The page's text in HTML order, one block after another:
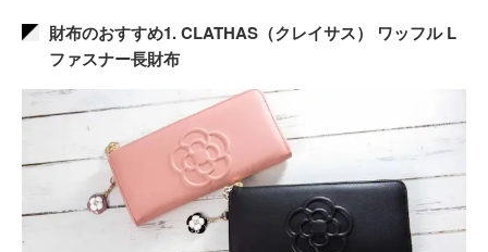
財布のおすすめ1. CLATHAS（クレイサス） ワッフル L
ファスナー長財布